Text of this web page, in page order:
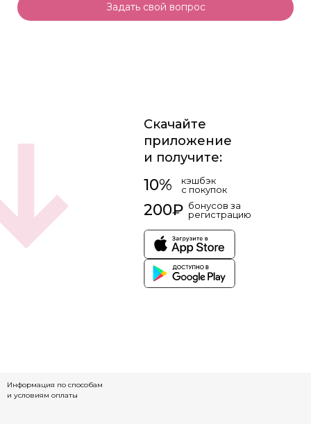
Задать свой вопрос
Скачайте
приложение
и получите:
10%
бонусов за
регистрацию
кэшбэк
с покупок
200₽
Информация по способам
и условиям оплаты